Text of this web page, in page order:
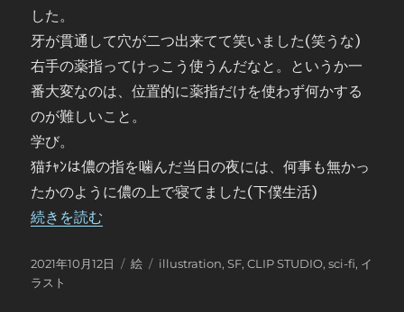
した。
牙が貫通して穴が二つ出来てて笑いました(笑うな)
右手の薬指ってけっこう使うんだなと。というか一
番大変なのは、位置的に薬指だけを使わず何かする
のが難しいこと。
学び。
猫ﾁｬﾝは儂の指を噛んだ当日の夜には、何事も無かっ
たかのように儂の上で寝てました(下僕生活)
“pixiv & ArtStation 投稿: AI’s Disciple” の
続きを読む
投
稿
2021年10月12日
カ
絵
タ
illustration,SF,CLIP STUDIO,sci-fi, イ
ラスト